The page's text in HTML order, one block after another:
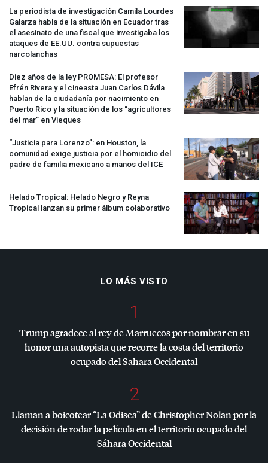
La periodista de investigación Camila Lourdes
Galarza habla de la situación en Ecuador tras
el asesinato de una fiscal que investigaba los
ataques de EE.UU. contra supuestas
narcolanchas
Diez años de la ley PROMESA: El profesor
Efrén Rivera y el cineasta Juan Carlos Dávila
hablan de la ciudadanía por nacimiento en
Puerto Rico y la situación de los “agricultores
del mar” en Vieques
“Justicia para Lorenzo”: en Houston, la
comunidad exige justicia por el homicidio del
padre de familia mexicano a manos del ICE
Helado Tropical: Helado Negro y Reyna
Tropical lanzan su primer álbum colaborativo
LO MÁS VISTO
1
Trump agradece al rey de Marruecos por nombrar en su
honor una autopista que recorre la costa del territorio
ocupado del Sahara Occidental
2
Llaman a boicotear “La Odisea” de Christopher Nolan por la
decisión de rodar la película en el territorio ocupado del
Sáhara Occidental